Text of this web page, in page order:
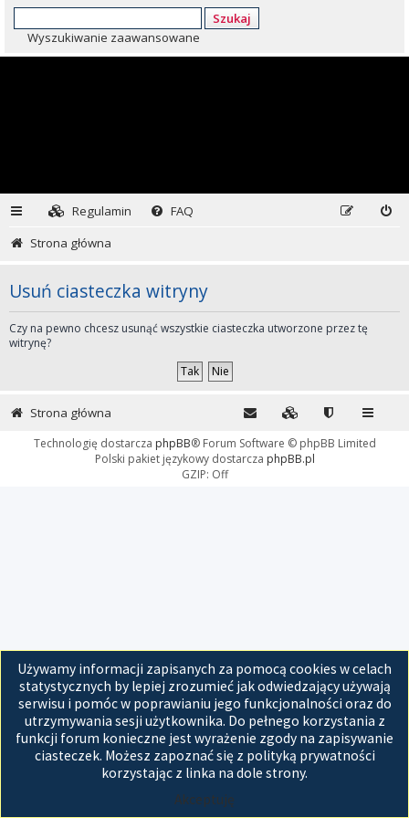
Szukaj
Wyszukiwanie zaawansowane
Regulamin
FAQ
Strona główna
Usuń ciasteczka witryny
Czy na pewno chcesz usunąć wszystkie ciasteczka utworzone przez tę
witrynę?
Używamy informacji zapisanych za pomocą cookies w celach
statystycznych by lepiej zrozumieć jak odwiedzający używają
serwisu i pomóc w poprawianiu jego funkcjonalności oraz do
utrzymywania sesji użytkownika. Do pełnego korzystania z
funkcji forum konieczne jest wyrażenie zgody na zapisywanie
ciasteczek. Możesz zapoznać się z polityką prywatności
korzystając z linka na dole strony.
Akceptuję
Strona główna
Technologię dostarcza phpBB® Forum Software © phpBB Limited
Polski pakiet językowy dostarcza phpBB.pl
GZIP: Off